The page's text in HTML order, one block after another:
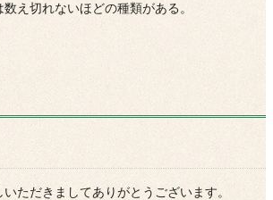
え切れないほどの種類がある。
ただきましてありがとうございます。